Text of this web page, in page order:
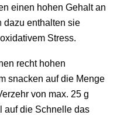
einen hohen Gehalt an
dazu enthalten sie
Stress.
recht hohen
snacken auf die Menge
von max. 25 g
auf die Schnelle das